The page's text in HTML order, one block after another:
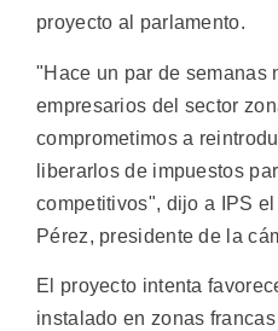
proyecto al parlamento.
"Hace un par de semanas
empresarios del sector
comprometimos a
liberarlos de impuestos
competitivos", dijo a IPS
Pérez, presidente de la
El proyecto intenta
instalado en zonas